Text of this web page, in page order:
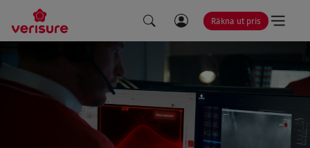
Räkna ut pris
LÄNK
MINA
SIDOR